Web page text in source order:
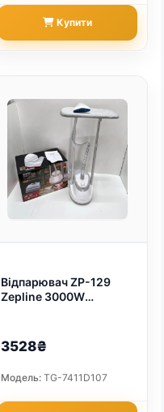
Купити
Відпарювач ZP-129
Zepline 3000W
відпарювач одягу з
дошкою для
відпарювання Білий
(арт. 22407)
3528₴
Модель: TG-7411D107